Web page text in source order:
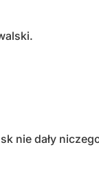
nie dały